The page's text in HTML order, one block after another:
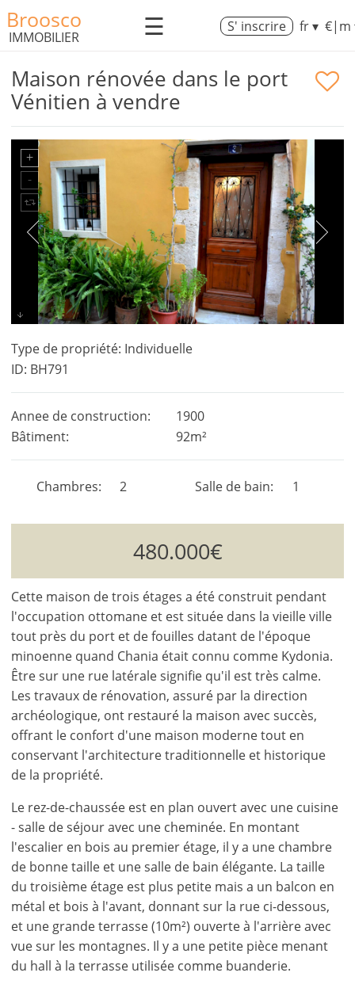
Broosco
IMMOBILIER ☰ S' inscrire fr ▾ €|m
Maison rénovée dans le port
Vénitien à vendre
Type de propriété: Individuelle
ID: BH791
Annee de construction:
1900
Bâtiment:
92m²
2
Chambres 1
Salle de bain
480.000€
Cette maison de trois étages a été construit pendant
l'occupation ottomane et est située dans la vieille ville
tout près du port et de fouilles datant de l'époque
minoenne quand Chania était connu comme Kydonia.
Être sur une rue latérale signifie qu'il est très calme.
Les travaux de rénovation, assuré par la direction
archéologique, ont restauré la maison avec succès,
offrant le confort d'une maison moderne tout en
conservant l'architecture traditionnelle et historique
de la propriété.
Le rez-de-chaussée est en plan ouvert avec une cuisine
- salle de séjour avec une cheminée. En montant
l'escalier en bois au premier étage, il y a une chambre
de bonne taille et une salle de bain élégante. La taille
du troisième étage est plus petite mais a un balcon en
métal et bois à l'avant, donnant sur la rue ci-dessous,
et une grande terrasse (10m²) ouverte à l'arrière avec
vue sur les montagnes. Il y a une petite pièce menant
du hall à la terrasse utilisée comme buanderie.